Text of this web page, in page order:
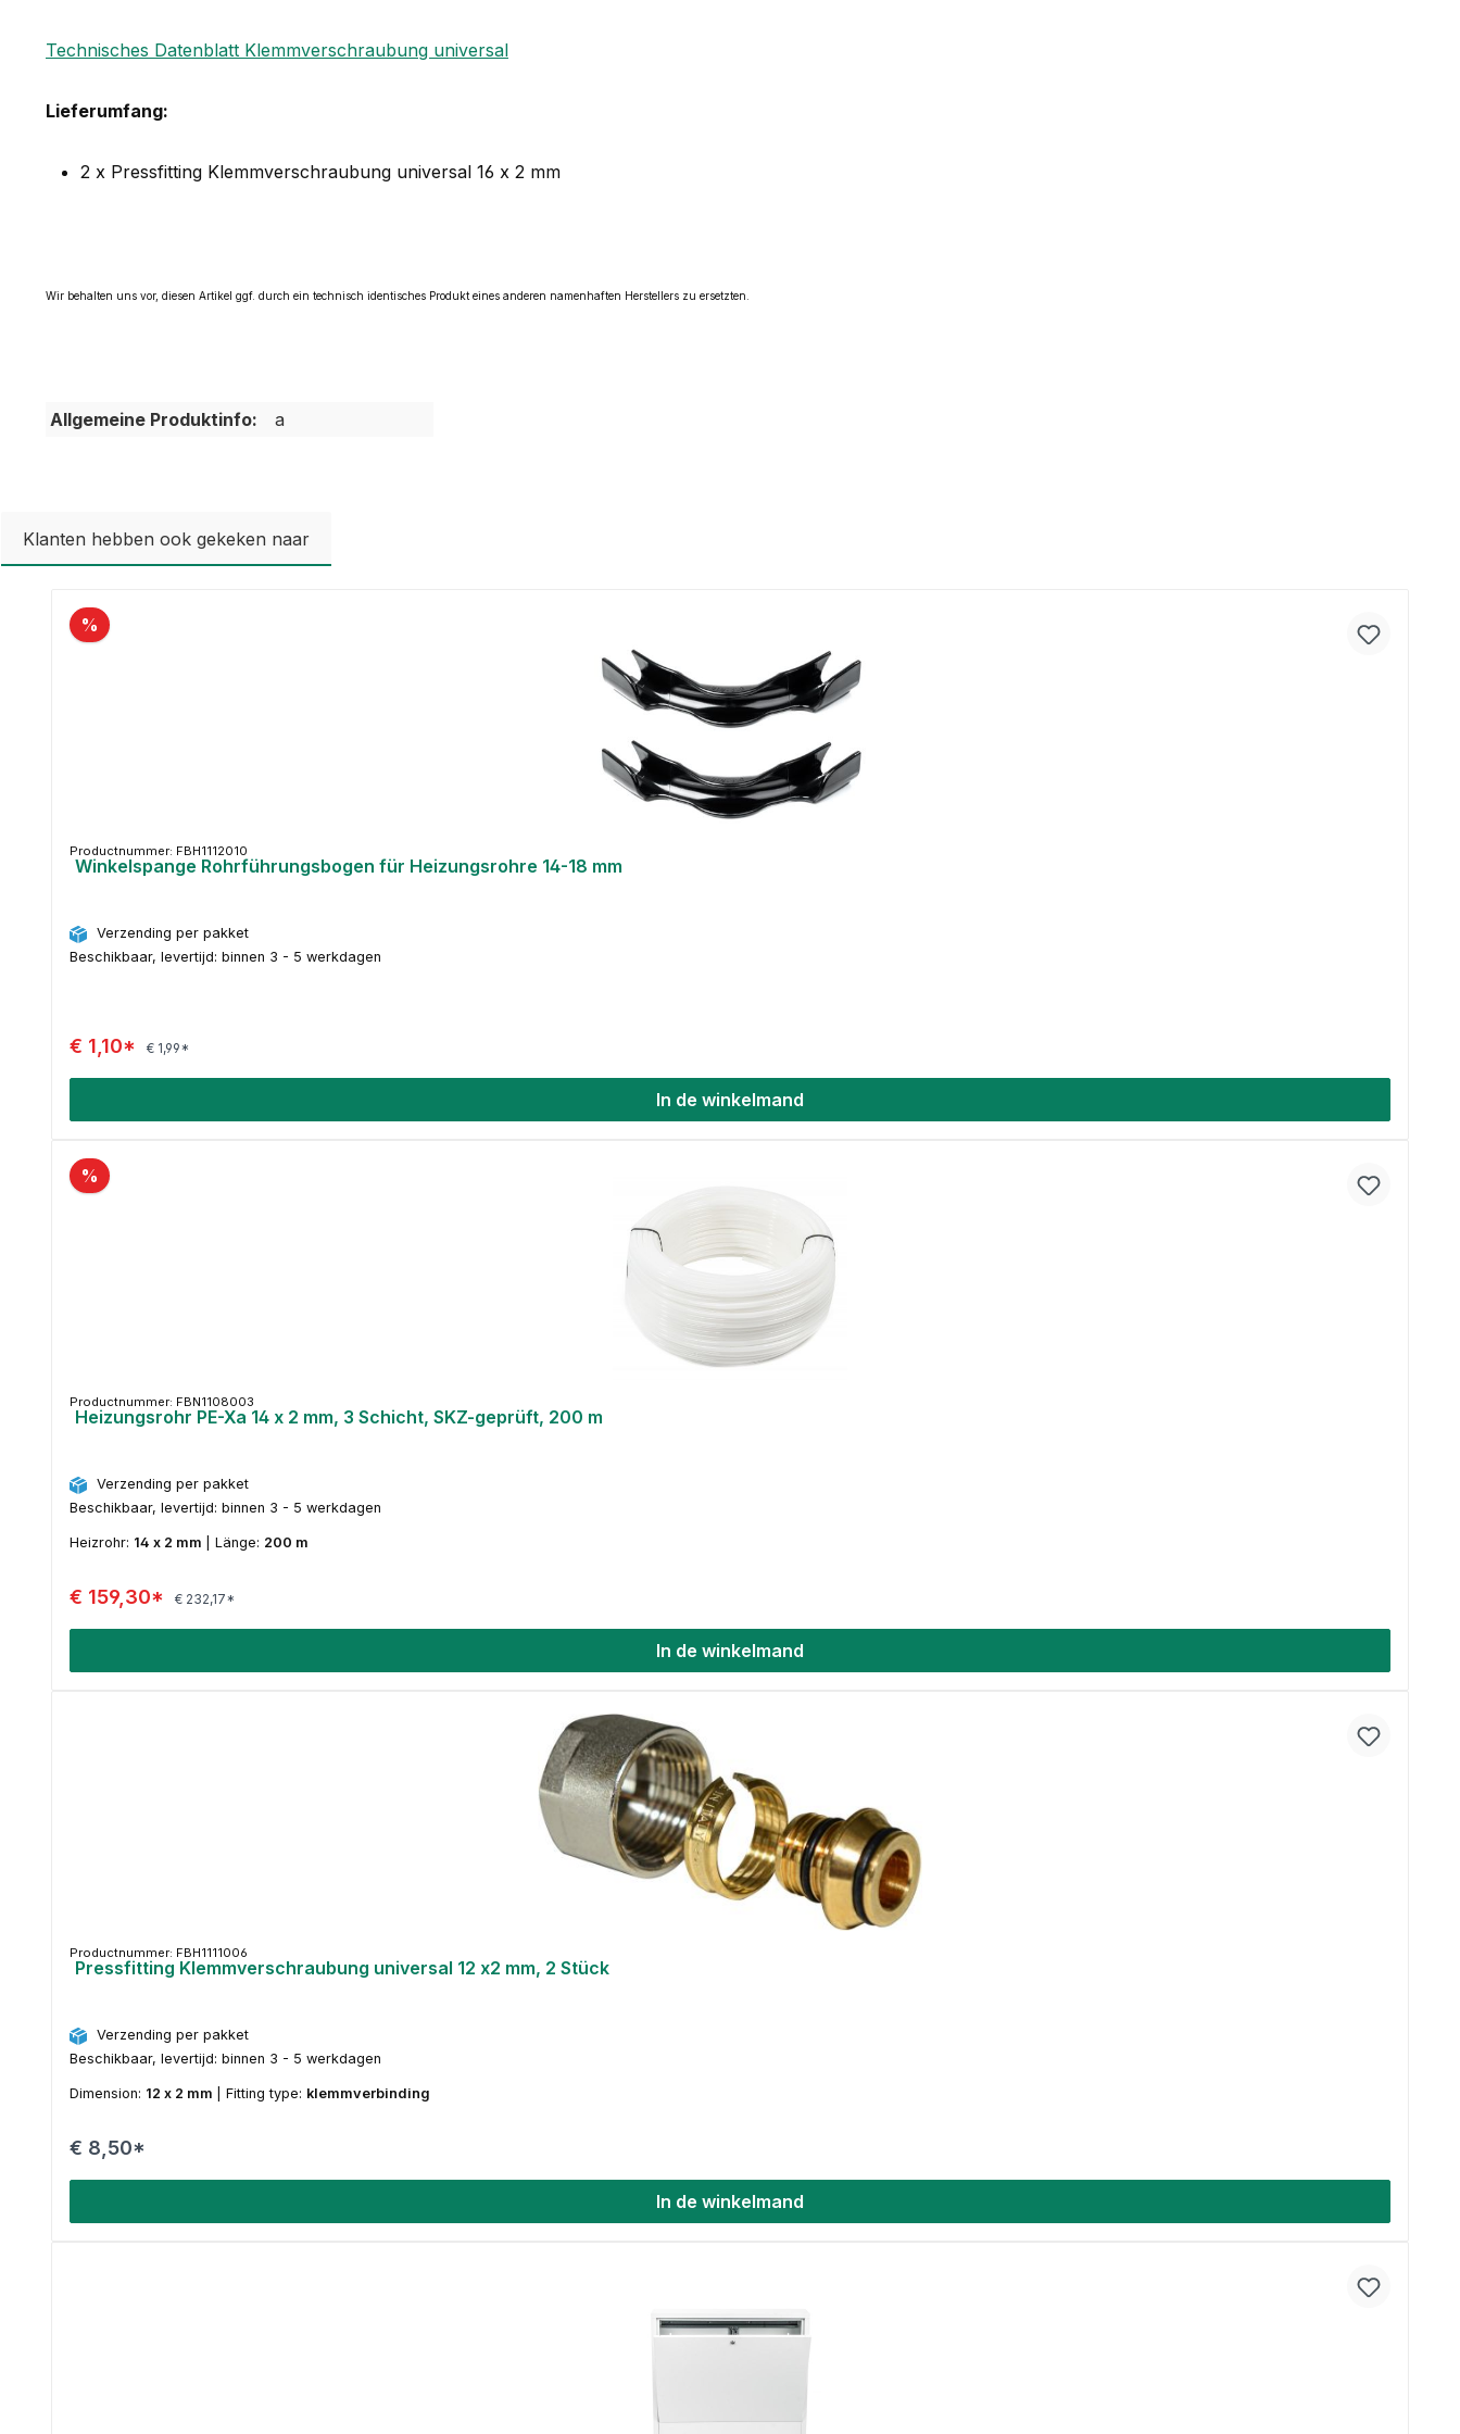
Technisches Datenblatt Klemmverschraubung universal
Lieferumfang:
2 x Pressfitting Klemmverschraubung universal 16 x 2 mm
Wir behalten uns vor, diesen Artikel ggf. durch ein technisch identisches Produkt eines anderen namenhaften Herstellers zu ersetzten.
Allgemeine Produktinfo: a
Klanten hebben ook gekeken naar
%
Productnummer: FBH1112010
Winkelspange Rohrführungsbogen für Heizungsrohre 14-18 mm
Verzending per pakket
Beschikbaar, levertijd: binnen 3 - 5 werkdagen
€ 1,10* € 1,99*
In de winkelmand
%
Productnummer: FBN1108003
Heizungsrohr PE-Xa 14 x 2 mm, 3 Schicht, SKZ-geprüft, 200 m
Verzending per pakket
Beschikbaar, levertijd: binnen 3 - 5 werkdagen
Heizrohr: 14 x 2 mm Länge: 200 m
€ 159,30* € 232,17*
In de winkelmand
Productnummer: FBH1111006
Pressfitting Klemmverschraubung universal 12 x2 mm, 2 Stück
Verzending per pakket
Beschikbaar, levertijd: binnen 3 - 5 werkdagen
Dimension: 12 x 2 mm Fitting type: klemmverbinding
€ 8,50*
In de winkelmand